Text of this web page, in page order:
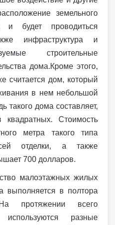
земельного
и будет проводиться
инфраструктура и
строительные
дома.Кроме этого,
считается дом, который
в нем небольшой
такого дома составляет,
Стоимость
метра такого типа
отделки, а также
700 долларов.
малоэтажных жилых
выполняется в полтора
протяжении всего
используются разные